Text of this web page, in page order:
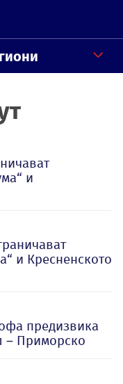
и
и Кресненското
предизвика
– Приморско